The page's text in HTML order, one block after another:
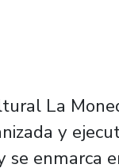
La
y
enmarca